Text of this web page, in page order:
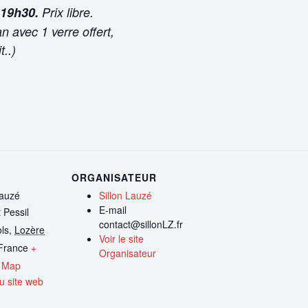
Prix libre.
avec 1 verre offert,
Pessil
, Lozère
+
site web
ORGANISATEUR
Sillon Lauzé
E-mail
contact@sillonLZ.fr
Voir le site
Organisateur